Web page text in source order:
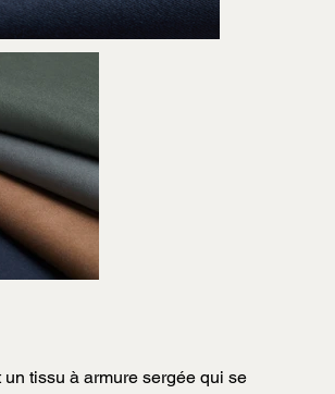
tissu à armure sergée qui se